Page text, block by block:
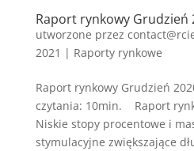
Raport rynkowy Grudzień
utworzone przez
2021 | Raporty rynkowe
Raport rynkowy Grudzień
czytania: 10min. Raport
Niskie stopy procentowe i
stymulacyjne zwiększające